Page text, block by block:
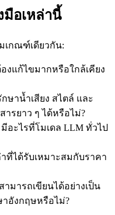
มือเหล่านี้
เกณฑ์เดียวกัน:
แก้ไขมากหรือใกล้เคียง
ษาน้ำเสียง สไตล์ และ
รยาว ๆ ได้หรือไม่?
อะไรที่โมเดล LLM ทั่วไป
ที่ได้รับเหมาะสมกับราคา
มารถเขียนได้อย่างเป็น
อังกฤษหรือไม่?